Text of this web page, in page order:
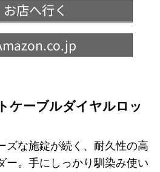
お店へ行く
ケーブルダイヤルロッ
ズな施錠が続く、耐久性の高
ー。手にしっかり馴染み使い